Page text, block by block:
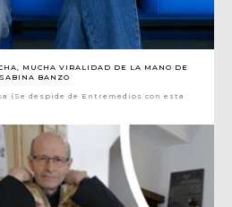
MUCHA VIRALIDAD DE LA MANO DE
BANZO
(Se despide de Entremedios con esta